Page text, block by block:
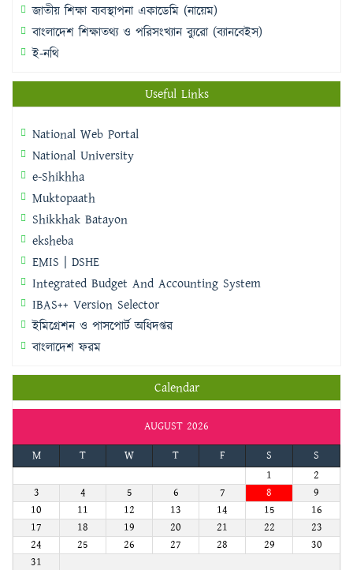
জাতীয় শিক্ষা ব্যবস্থাপনা একাডেমি (নায়েম)
বাংলাদেশ শিক্ষাতথ্য ও পরিসংখ্যান ব্যুরো (ব্যানবেইস)
ই-নথি
Useful Links
National Web Portal
National University
e-Shikhha
Muktopaath
Shikkhak Batayon
eksheba
EMIS | DSHE
Integrated Budget And Accounting System
IBAS++ Version Selector
ইমিগ্রেশন ও পাসপোর্ট অধিদপ্তর
বাংলাদেশ ফরম
Calendar
AUGUST 2026
M
T W T F S
S
1
2
3
4 5 6 7 8
9
10
11 12 13 14 15
16
17
18 19 20 21 22
23
24
25 26 27 28 29
30
31